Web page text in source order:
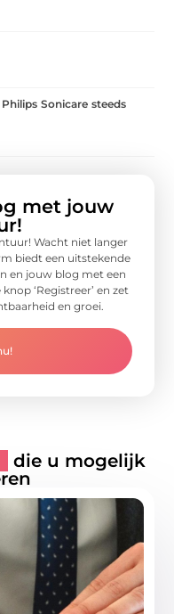
Sonicare steeds
met jouw
Wacht niet langer
biedt een uitstekende
en jouw blog met een
‘Registreer’ en zet
en groei.
die u mogelijk